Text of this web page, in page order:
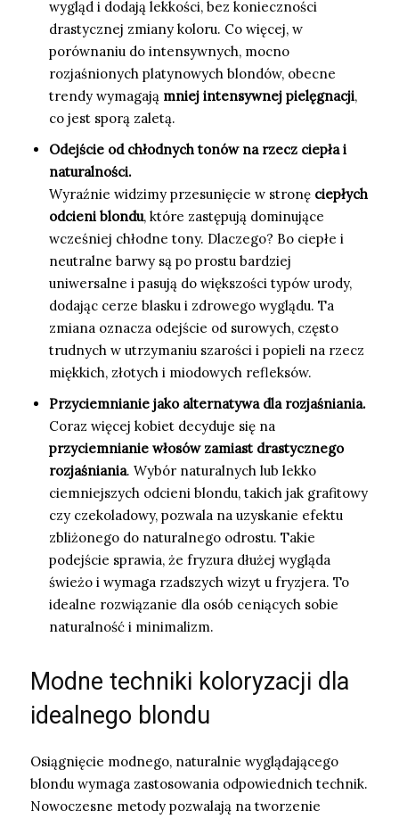
wygląd i dodają lekkości, bez konieczności
drastycznej zmiany koloru. Co więcej, w
porównaniu do intensywnych, mocno
rozjaśnionych platynowych blondów, obecne
trendy wymagają mniej intensywnej pielęgnacji,
co jest sporą zaletą.
Odejście od chłodnych tonów na rzecz ciepła i
naturalności.
Wyraźnie widzimy przesunięcie w stronę ciepłych
odcieni blondu, które zastępują dominujące
wcześniej chłodne tony. Dlaczego? Bo ciepłe i
neutralne barwy są po prostu bardziej
uniwersalne i pasują do większości typów urody,
dodając cerze blasku i zdrowego wyglądu. Ta
zmiana oznacza odejście od surowych, często
trudnych w utrzymaniu szarości i popieli na rzecz
miękkich, złotych i miodowych refleksów.
Przyciemnianie jako alternatywa dla rozjaśniania.
Coraz więcej kobiet decyduje się na
przyciemnianie włosów zamiast drastycznego
rozjaśniania. Wybór naturalnych lub lekko
ciemniejszych odcieni blondu, takich jak grafitowy
czy czekoladowy, pozwala na uzyskanie efektu
zbliżonego do naturalnego odrostu. Takie
podejście sprawia, że fryzura dłużej wygląda
świeżo i wymaga rzadszych wizyt u fryzjera. To
idealne rozwiązanie dla osób ceniących sobie
naturalność i minimalizm.
Modne techniki koloryzacji dla
idealnego blondu
Osiągnięcie modnego, naturalnie wyglądającego
blondu wymaga zastosowania odpowiednich technik.
Nowoczesne metody pozwalają na tworzenie